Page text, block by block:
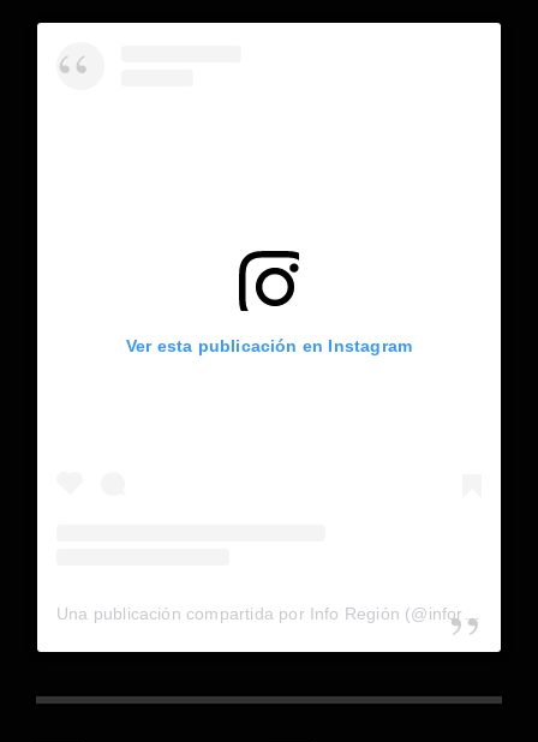
Ver esta publicación en Instagram
Una publicación compartida por Info Región (@inforegion_redes)